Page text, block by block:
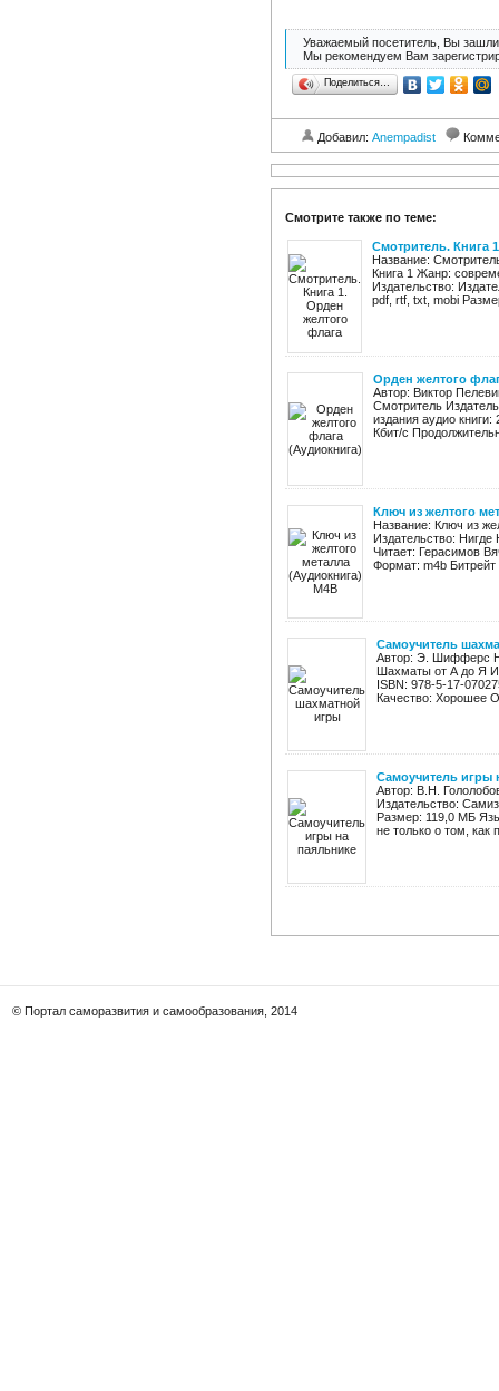
Уважаемый посетитель, Вы зашли
Мы рекомендуем Вам
Поделиться…
Добавил: Anempadist
Смотрите также по теме:
Смотритель. Книга
Название:
Книга 1 Жанр:
Издательство:
pdf, rtf, txt, mobi
Орден желтого
Автор: Виктор
Смотритель
издания аудио
Кбит/с
Ключ из желтого
Название: Ключ из
Издательство:
Читает: Герасимов
Формат: m4b
Самоучитель
Автор: Э. Шифферс
Шахматы от А до Я
ISBN: 978-5-17-
Качество: Хорошее
Самоучитель игры
Автор: В.Н.
Издательство:
Размер: 119,0 МБ
не только о том, как
© Портал саморазвития и самообразования, 2014